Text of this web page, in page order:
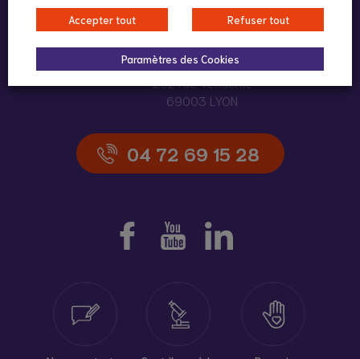
292 rue Vendôme
69003 LYON
04 72 69 15 28
Accepter tout Refuser tout
Paramètres des Cookies